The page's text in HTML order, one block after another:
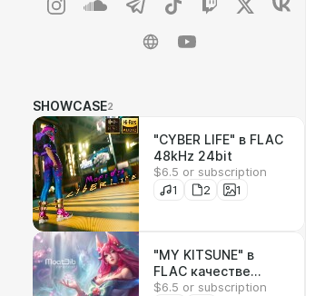
SHOWCASE2
"CYBER LIFE" в FLAC
48kHz 24bit
$6.5 or subscription
1
2 1
"MY KITSUNE" в
FLAC качестве
48kHz 24 bit
$6.5 or subscription